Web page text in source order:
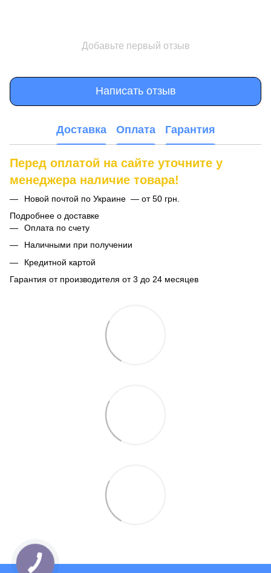
Добавьте первый отзыв
Написать отзыв
Доставка Оплата Гарантия
Перед оплатой на сайте уточните у
менеджера наличие товара!
Новой почтой по Украине — от 50 грн.
Подробнее о доставке
Оплата по счету
Наличными при получении
Кредитной картой
Гарантия от производителя от 3 до 24 месяцев